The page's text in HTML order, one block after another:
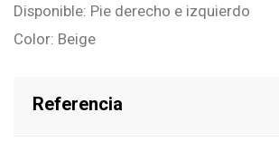
Disponible: Pie derecho e izquierdo
Color: Beige
Referencia